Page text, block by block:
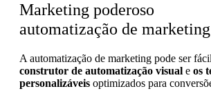
Marketing poderoso
automatização de
A automatização de marketing pode ser
construtor de automatização visual e os
personalizáveis optimizados para